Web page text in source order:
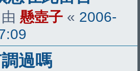
懸壺子 « 2006-
過嗎